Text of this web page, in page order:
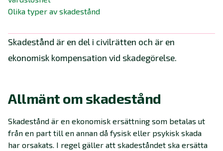
Olika typer av skadestånd
Skadestånd är en del i civilrätten och är en
ekonomisk kompensation vid skadegörelse.
Allmänt om skadestånd
Skadestånd är en ekonomisk ersättning som betalas ut
från en part till en annan då fysisk eller psykisk skada
har orsakats. I regel gäller att skadeståndet ska ersätta